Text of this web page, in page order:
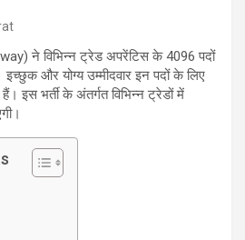
ने विभिन्न ट्रेड अपरेंटिस के 4096 पदों
इच्छुक और योग्य उम्मीदवार इन पदों के लिए
भर्ती के अंतर्गत विभिन्न ट्रेडों में